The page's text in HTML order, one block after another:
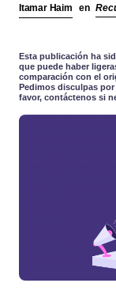
Itamar Haim en
Esta publicación ha
que puede haber
comparación con el
Pedimos disculpas
favor, contáctenos si